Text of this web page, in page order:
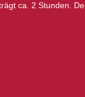
ca. 2 Stunden.